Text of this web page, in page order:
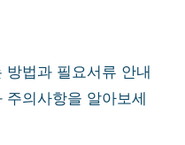
법과 필요서류 안내
의사항을 알아보세